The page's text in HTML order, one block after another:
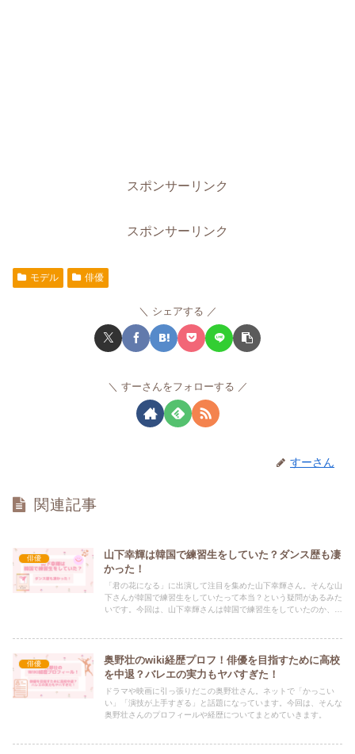
スポンサーリンク
スポンサーリンク
モデル 俳優
シェアする
すーさんをフォローする
すーさん
関連記事
俳優
山下幸輝は韓国で練習生をしていた？ダンス歴も凄
かった！
「君の花になる」に出演して注目を集めた山下幸輝さん。そんな山
下さんが韓国で練習生をしていたって本当？という疑問があるみた
いです。今回は、山下幸輝さんは韓国で練習生をしていたのか、な
俳優
奥野壮のwiki経歴プロフ！俳優を目指すために高校
を中退？バレエの実力もヤバすぎた！
ドラマや映画に引っ張りだこの奥野壮さん。ネットで「かっこい
い」「演技が上手すぎる」と話題になっています。今回は、そんな
奥野壮さんのプロフィールや経歴についてまとめていきます。